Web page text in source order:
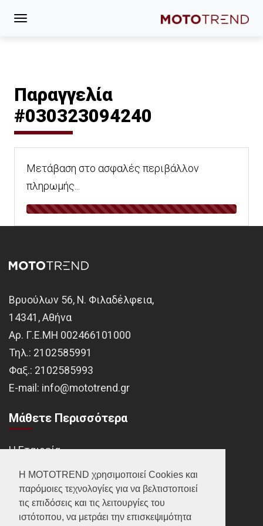
Η MOTOTREND χρησιμοποιεί Cookies και
παρόμοιες τεχνολογίες για να βελτιστοποιεί
τις επιδόσεις και τις λειτουργίες του
ιστότοπου, να μετράει την επισκεψιμότητα
Παραγγελία
#030323094240
Μετάβαση στο ασφαλές περιβάλλον
πληρωμής...
Βρυούλων 56, Ν. Φιλαδέλφεια,
14341, Αθήνα
Αρ. Γ.Ε.ΜΗ 002466101000
Τηλ.: 2102585991
Φαξ.: 2102585993
Ε-mail: info@mototrend.gr
Μάθετε Περισσότερα
Η Εταιρεία
Brands
Νέα
Οικονομικά στοιχεία